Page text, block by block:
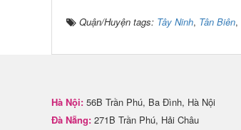
Quận/Huyện tags: Tây Ninh, Tân Biên,
Hà Nội: 56B Trần Phú, Ba Đình, Hà Nội
Đà Nẵng: 271B Trần Phú, Hải Châu